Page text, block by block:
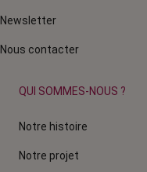
Newsletter
Nous contacter
QUI SOMMES-NOUS ?
Notre histoire
Notre projet